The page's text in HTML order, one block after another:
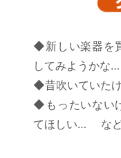
◆新しい楽器を
してみようかな…
◆昔吹いていた
◆もったいない
てほしい… な